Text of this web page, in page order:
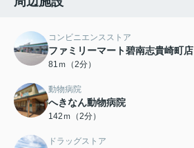
コンビニエンスストア
ファミリーマート碧南志貴崎町店
81ｍ（2分）
動物病院
へきなん動物病院
142ｍ（2分）
ドラッグストア